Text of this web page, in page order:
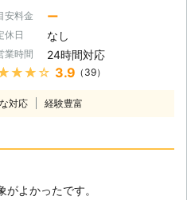
テリー上がりを放置してしまう
タンク内のガソリンが固まって詰
を引き起こす恐れがあります。そ
め、車のバッテリー上がりはすぐ
も解消する必要があるのです。
、「株式会社クイックキャット」
まったからです。車のエンジンは
安料金 ー
休日 なし
業時間 24時間対応
3.9 （39）
対応 経験豊富
よかったです。